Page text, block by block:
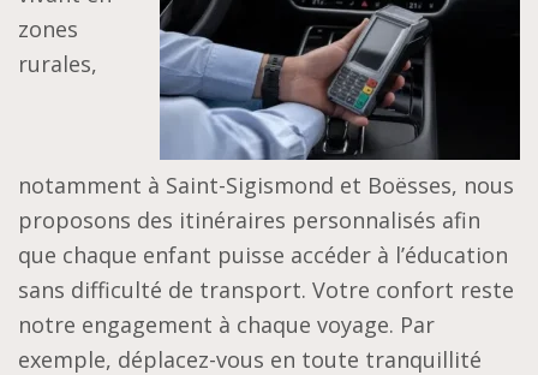
zones
rurales,
notamment à Saint-Sigismond et Boësses, nous
proposons des itinéraires personnalisés afin
que chaque enfant puisse accéder à l’éducation
sans difficulté de transport. Votre confort reste
notre engagement à chaque voyage. Par
exemple, déplacez-vous en toute tranquillité